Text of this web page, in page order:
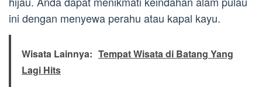
ini dengan menyewa perahu atau kapal kayu.
Wisata Lainnya: Tempat Wisata di Batang Yang
Lagi Hits